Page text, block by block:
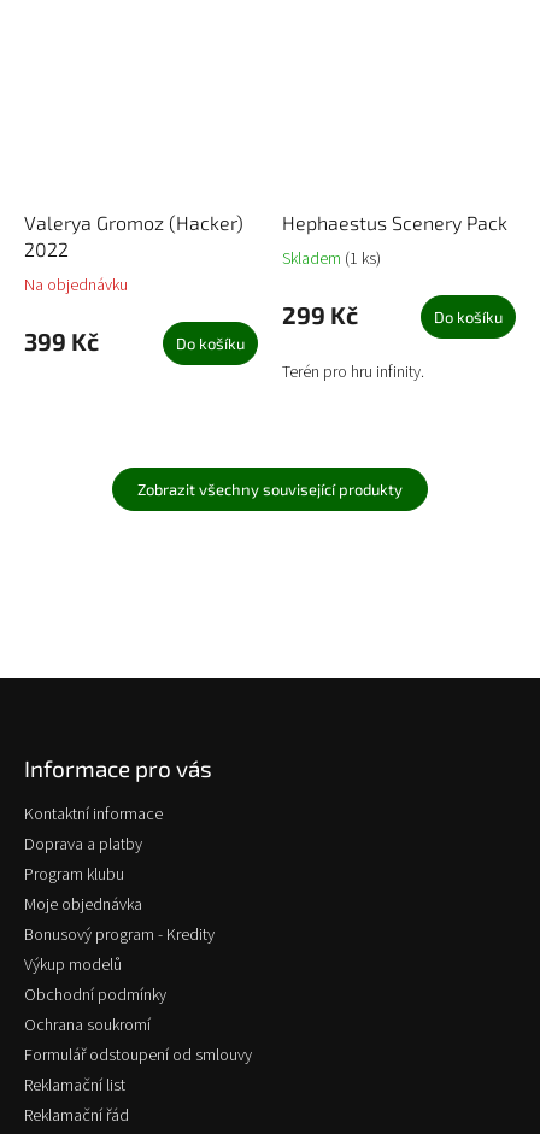
Valerya Gromoz (Hacker)
2022
Na objednávku
399 Kč Do košíku
Hephaestus Scenery Pack
Skladem (1 ks)
299 Kč Do košíku
Terén pro hru infinity.
Zobrazit všechny související produkty
Informace pro vás
Kontaktní informace
Doprava a platby
Program klubu
Moje objednávka
Bonusový program - Kredity
Výkup modelů
Obchodní podmínky
Ochrana soukromí
Formulář odstoupení od smlouvy
Reklamační list
Reklamační řád